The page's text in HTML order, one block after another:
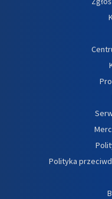
Polityka